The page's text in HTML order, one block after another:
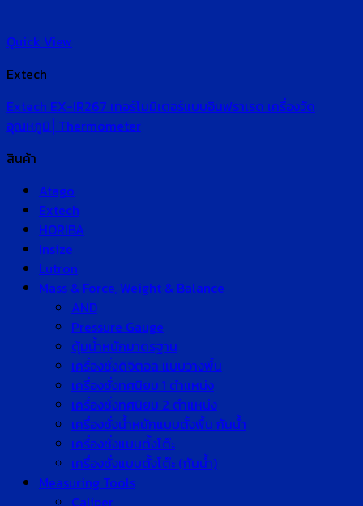
Quick View
Extech
Extech EX-IR267 เทอร์โมมิเตอร์แบบอินฟราเรด เครื่องวัด
อุณหภูมิ│Thermometer
สินค้า
Atago
Extech
HORIBA
Insize
Lutron
Mass & Force, Weight & Balance
AND
Pressure Gauge
ตุ้มน้ำหนักมาตรฐาน
เครื่องชั่งดิจิตอล แบบวางพื้น
เครื่องชั่งทศนิยม 1 ตำแหน่ง
เครื่องชั่งทศนิยม 2 ตำแหน่ง
เครื่องชั่งน้ำหนักแบบตั้งพื้น กันน้ำ
เครื่องชั่งแบบตั้งโต๊ะ
เครื่องชั่งแบบตั้งโต๊ะ (กันน้ำ)
Measuring Tools
Caliper